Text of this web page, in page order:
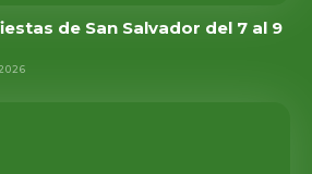
de San Salvador del 7 al 9